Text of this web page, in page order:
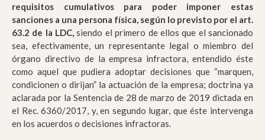
requisitos cumulativos para poder imponer estas
sanciones a una persona física, según lo previsto por el art.
63.2 de la LDC, siendo el primero de ellos que el sancionado
sea, efectivamente, un representante legal o miembro del
órgano directivo de la empresa infractora, entendido éste
como aquel que pudiera adoptar decisiones que “marquen,
condicionen o dirijan” la actuación de la empresa; doctrina ya
aclarada por la Sentencia de 28 de marzo de 2019 dictada en
el Rec. 6360/2017, y, en segundo lugar, que éste intervenga
en los acuerdos o decisiones infractoras.